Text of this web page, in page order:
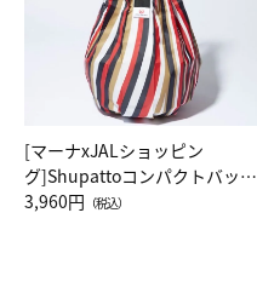
[マーナxJALショッピン
グ]Shupattoコンパクトバッグ
Drop JAL客室乗務員（LC）ス
3,960円 （税込）